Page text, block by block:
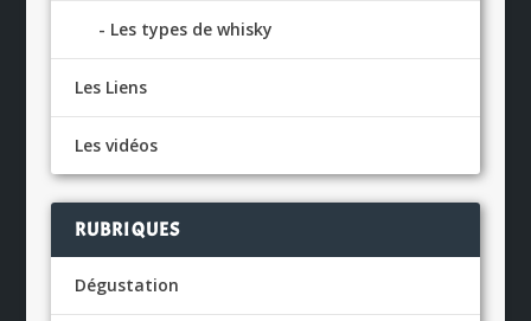
Les types de whisky
Les Liens
Les vidéos
RUBRIQUES
Dégustation